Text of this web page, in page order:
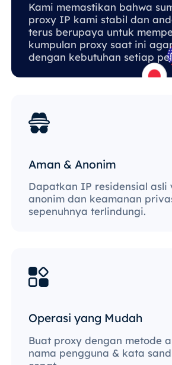
Kami memastikan bahwa
proxy IP kami stabil dan
terus berupaya untuk
kumpulan proxy saat ini
dengan kebutuhan setiap
Aman & Anonim
Dapatkan IP residensial asli
anonim dan keamanan
sepenuhnya terlindungi.
Operasi yang Mudah
Buat proxy dengan metode
nama pengguna & kata